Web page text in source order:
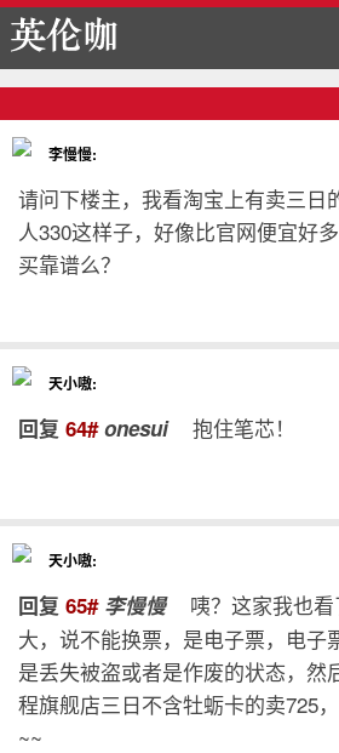
李慢慢:
请问下楼主，我看淘宝上有卖三日
人330这样子，好像比官网便宜好
买靠谱么？
天小嗷:
回复 64# onesui 抱住笔芯！
天小嗷:
回复 65# 李慢慢
咦？这家我也
大，说不能换票，是电子票，电子
是丢失被盗或者是作废的状态，然
程旗舰店三日不含牡蛎卡的卖725
~~